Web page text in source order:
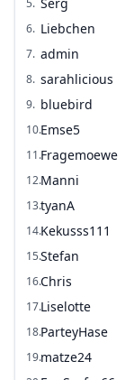
5.
6. Liebchen
7. admin
8. sarahlicious
9. bluebird
10.Emse5
11.Fragemoewe
12.Manni
13.tyanA
14.Kekusss111
15.Stefan
16.Chris
17.Liselotte
18.ParteyHase
19.matze24